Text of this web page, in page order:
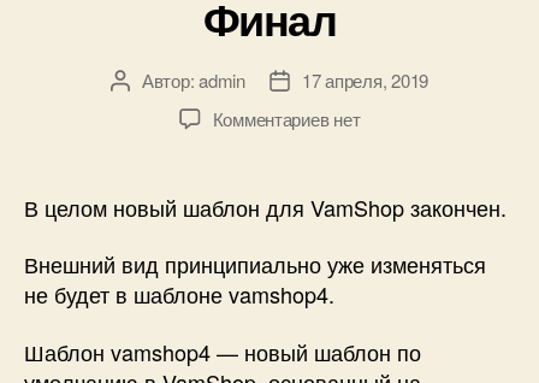
Финал
АвторАвтор:admin
Дата17 апреля, 2019
Комментариевк
шаблон
—
нет
В целом новый шаблон для VamShop закончен.
Внешний вид принципиально уже изменяться
не будет в шаблоне vamshop4.
Шаблон vamshop4 — новый шаблон по